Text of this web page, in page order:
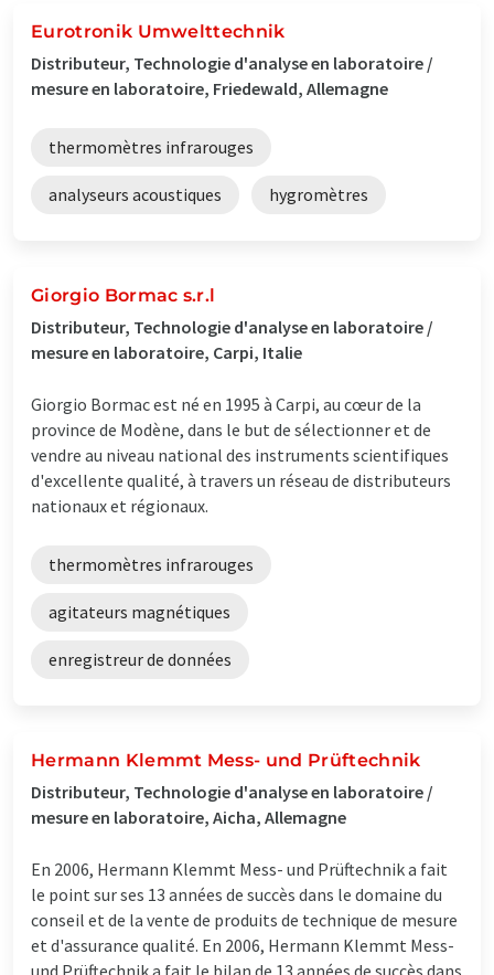
Eurotronik Umwelttechnik
Distributeur, Technologie d'analyse en laboratoire /
mesure en laboratoire, Friedewald, Allemagne
thermomètres infrarouges
analyseurs acoustiques hygromètres
Giorgio Bormac s.r.l
Distributeur, Technologie d'analyse en laboratoire /
mesure en laboratoire, Carpi, Italie
Giorgio Bormac est né en 1995 à Carpi, au cœur de la
province de Modène, dans le but de sélectionner et de
vendre au niveau national des instruments scientifiques
d'excellente qualité, à travers un réseau de distributeurs
nationaux et régionaux.
thermomètres infrarouges
agitateurs magnétiques
enregistreur de données
Hermann Klemmt Mess- und Prüftechnik
Distributeur, Technologie d'analyse en laboratoire /
mesure en laboratoire, Aicha, Allemagne
En 2006, Hermann Klemmt Mess- und Prüftechnik a fait
le point sur ses 13 années de succès dans le domaine du
conseil et de la vente de produits de technique de mesure
et d'assurance qualité. En 2006, Hermann Klemmt Mess-
und Prüftechnik a fait le bilan de 13 années de succès dans